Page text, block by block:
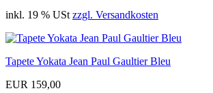
inkl. 19 % USt zzgl. Versandkosten
Tapete Yokata Jean Paul Gaultier Bleu
EUR 159,00